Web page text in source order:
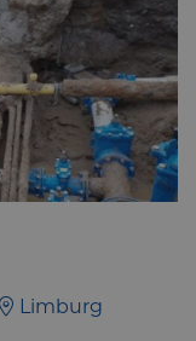
Limburg